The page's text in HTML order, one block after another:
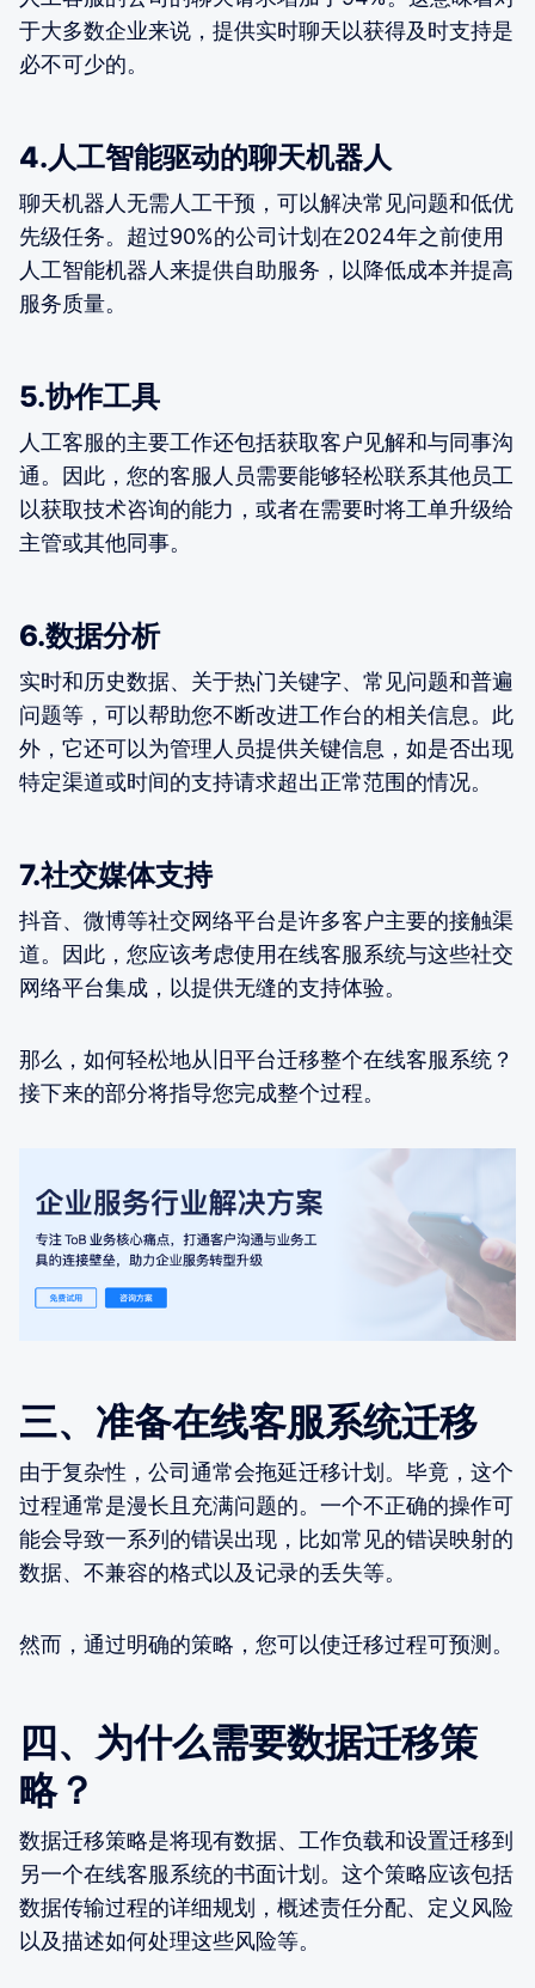
于大多数企业来说，提供实时聊天以获得及时支持是
必不可少的。
4.人工智能驱动的聊天机器人
聊天机器人无需人工干预，可以解决常见问题和低优
先级任务。超过90%的公司计划在2024年之前使用
人工智能机器人来提供自助服务，以降低成本并提高
服务质量。
5.协作工具
人工客服的主要工作还包括获取客户见解和与同事沟
通。因此，您的客服人员需要能够轻松联系其他员工
以获取技术咨询的能力，或者在需要时将工单升级给
主管或其他同事。
6.数据分析
实时和历史数据、关于热门关键字、常见问题和普遍
问题等，可以帮助您不断改进工作台的相关信息。此
外，它还可以为管理人员提供关键信息，如是否出现
特定渠道或时间的支持请求超出正常范围的情况。
7.社交媒体支持
抖音、微博等社交网络平台是许多客户主要的接触渠
道。因此，您应该考虑使用在线客服系统与这些社交
网络平台集成，以提供无缝的支持体验。
那么，如何轻松地从旧平台迁移整个在线客服系统？
接下来的部分将指导您完成整个过程。
三、准备在线客服系统迁移
由于复杂性，公司通常会拖延迁移计划。毕竟，这个
过程通常是漫长且充满问题的。一个不正确的操作可
能会导致一系列的错误出现，比如常见的错误映射的
数据、不兼容的格式以及记录的丢失等。
然而，通过明确的策略，您可以使迁移过程可预测。
四、为什么需要数据迁移策
略？
数据迁移策略是将现有数据、工作负载和设置迁移到
另一个在线客服系统的书面计划。这个策略应该包括
数据传输过程的详细规划，概述责任分配、定义风险
以及描述如何处理这些风险等。